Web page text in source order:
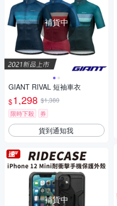
補貨中
GIANT RIVAL 短袖車衣
$1,298 $1,380
限時下殺
券
貨到通知我
補貨中